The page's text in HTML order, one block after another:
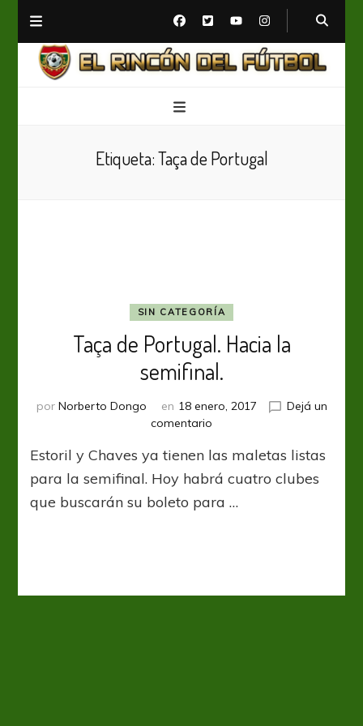
Etiqueta:Taça de Portugal
SIN CATEGORÍA
Taça de Portugal. Hacia la
semifinal.
por Norberto Dongo en 18 enero, 2017
Dejá un
comentario
de
Portugal.
la
Estoril y Chaves ya tienen las maletas listas
para la semifinal. Hoy habrá cuatro clubes
que buscarán su boleto para …